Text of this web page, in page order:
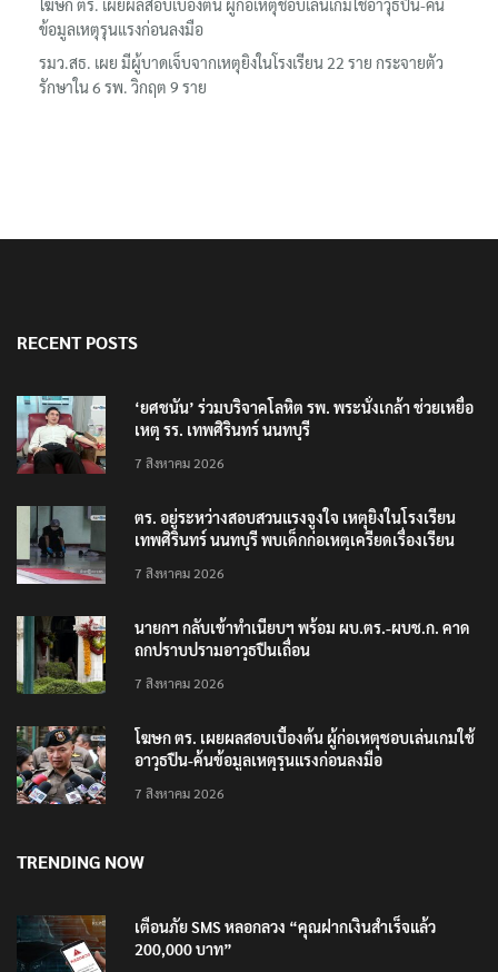
โฆษก ตร. เผยผลสอบเบื้องต้น ผู้ก่อเหตุชอบเล่นเกมใช้อาวุธปืน-ค้น
ข้อมูลเหตุรุนแรงก่อนลงมือ
รมว.สธ. เผย มีผู้บาดเจ็บจากเหตุยิงในโรงเรียน 22 ราย กระจายตัว
รักษาใน 6 รพ. วิกฤต 9 ราย
RECENT POSTS
‘ยศชนัน’ ร่วมบริจาคโลหิต รพ. พระนั่งเกล้า ช่วยเหยื่อ
เหตุ รร. เทพศิรินทร์ นนทบุรี
7 สิงหาคม 2026
ตร. อยู่ระหว่างสอบสวนแรงจูงใจ เหตุยิงในโรงเรียน
เทพศิรินทร์ นนทบุรี พบเด็กก่อเหตุเครียดเรื่องเรียน
7 สิงหาคม 2026
นายกฯ กลับเข้าทำเนียบฯ พร้อม ผบ.ตร.-ผบช.ก. คาด
ถกปราบปรามอาวุธปืนเถื่อน
7 สิงหาคม 2026
โฆษก ตร. เผยผลสอบเบื้องต้น ผู้ก่อเหตุชอบเล่นเกมใช้
อาวุธปืน-ค้นข้อมูลเหตุรุนแรงก่อนลงมือ
7 สิงหาคม 2026
TRENDING NOW
เตือนภัย SMS หลอกลวง “คุณฝากเงินสำเร็จแล้ว
200,000 บาท”